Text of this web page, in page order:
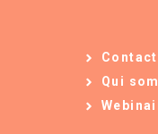
Contact
Qui